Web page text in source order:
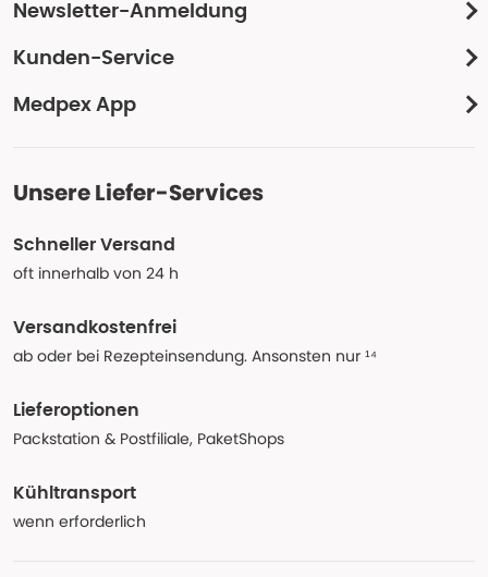
Newsletter-Anmeldung
Kunden-Service
Medpex App
Unsere Liefer-Services
Schneller Versand
oft innerhalb von 24 h
Versandkostenfrei
ab oder bei Rezepteinsendung. Ansonsten nur ¹⁴
Lieferoptionen
Packstation & Postfiliale, PaketShops
Kühltransport
wenn erforderlich